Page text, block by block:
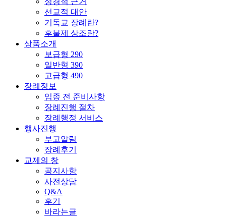
선교적 대안
기독교 장례란?
후불제 상조란?
상품소개
보급형 290
일반형 390
고급형 490
장례정보
임종 전 준비사항
장례진행 절차
장례행정 서비스
행사진행
부고알림
장례후기
교제의 창
공지사항
사전상담
Q&A
후기
바라는글